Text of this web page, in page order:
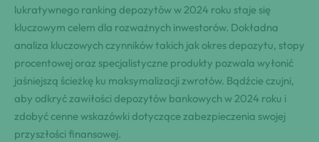
lukratywnego ranking depozytów w 2024 roku staje się
kluczowym celem dla rozważnych inwestorów. Dokładna
analiza kluczowych czynników takich jak okres depozytu, stopy
procentowej oraz specjalistyczne produkty pozwala wyłonić
jaśniejszą ścieżkę ku maksymalizacji zwrotów. Bądźcie czujni,
aby odkryć zawiłości depozytów bankowych w 2024 roku i
zdobyć cenne wskazówki dotyczące zabezpieczenia swojej
przyszłości finansowej.